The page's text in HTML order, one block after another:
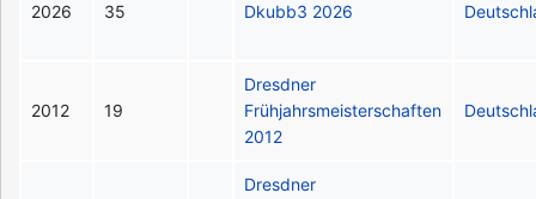
2026 35 Dkubb3 2026
2012 19
Dresdner
Frühjahrsmeisterschaften
2012
Dresdner